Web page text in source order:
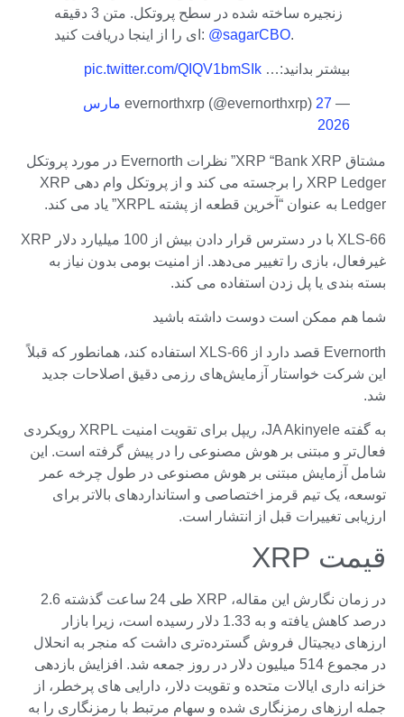
زنجیره ساخته شده در سطح پروتکل. متن 3 دقیقه
ای را از اینجا دریافت کنید: @sagarCBO.
بیشتر بدانید:… pic.twitter.com/QIQV1bmSIk
— evernorthxrp (@evernorthxrp)
27 مارس
2026
مشتاق XRP “Bank XRP” نظرات Evernorth در مورد پروتکل
XRP Ledger را برجسته می کند و از پروتکل وام دهی XRP
Ledger به عنوان “آخرین قطعه از پشته XRPL” یاد می کند.
XLS-66 با در دسترس قرار دادن بیش از 100 میلیارد دلار XRP
غیرفعال، بازی را تغییر می‌دهد. از امنیت بومی بدون نیاز به
بسته بندی یا پل زدن استفاده می کند.
شما هم ممکن است دوست داشته باشید
Evernorth قصد دارد از XLS-66 استفاده کند، همانطور که قبلاً
این شرکت خواستار آزمایش‌های رزمی دقیق اصلاحات جدید
شد.
به گفته JA Akinyele، ریپل برای تقویت امنیت XRPL رویکردی
فعال‌تر و مبتنی بر هوش مصنوعی را در پیش گرفته است. این
شامل آزمایش مبتنی بر هوش مصنوعی در طول چرخه عمر
توسعه، یک تیم قرمز اختصاصی و استانداردهای بالاتر برای
ارزیابی تغییرات قبل از انتشار است.
قیمت XRP
در زمان نگارش این مقاله، XRP طی 24 ساعت گذشته 2.6
درصد کاهش یافته و به 1.33 دلار رسیده است، زیرا بازار
ارزهای دیجیتال فروش گسترده‌تری داشت که منجر به انحلال
در مجموع 514 میلیون دلار در روز جمعه شد. افزایش بازدهی
خزانه داری ایالات متحده و تقویت دلار، دارایی های پرخطر، از
جمله ارزهای رمزنگاری شده و سهام مرتبط با رمزنگاری را به